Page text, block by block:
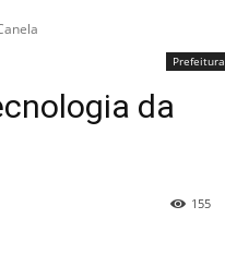
Prefeitura
da
155